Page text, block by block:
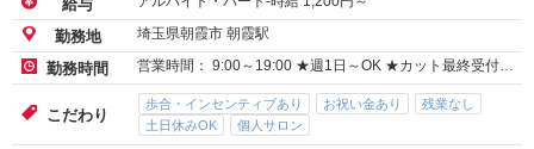
給与
勤務地 埼玉県朝霞市 朝霞駅
勤務時間 営業時間： 9:00～19:00 ★週1日～OK ★カット最終受付…
こだわり
歩合・インセンティブあり お祝い金あり
残業なし
土日休みOK
個人サロン